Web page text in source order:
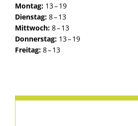
Montag:13 – 19
Dienstag: 8 – 13
Mittwoch:8 – 13
Donnerstag: 13 – 19
Freitag: 8 – 13